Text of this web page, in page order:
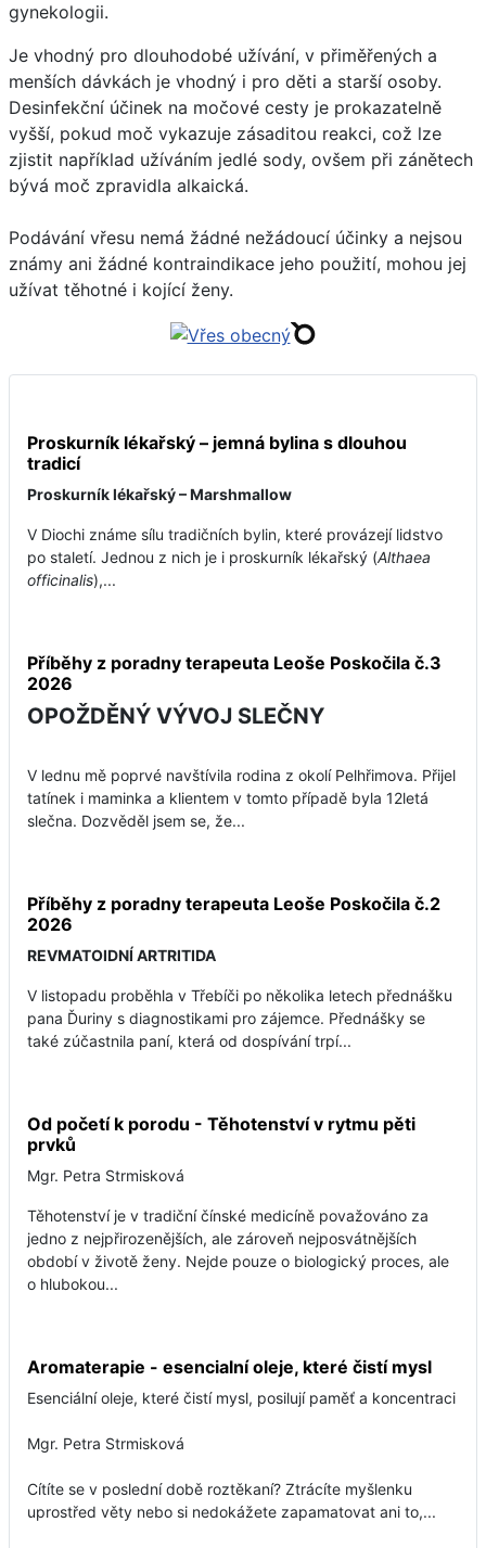
gynekologii.
Je vhodný pro dlouhodobé užívání, v přiměřených a
menších dávkách je vhodný i pro děti a starší osoby.
Desinfekční účinek na močové cesty je prokazatelně
vyšší, pokud moč vykazuje zásaditou reakci, což lze
zjistit například užíváním jedlé sody, ovšem při zánětech
bývá moč zpravidla alkaická.
Podávání vřesu nemá žádné nežádoucí účinky a nejsou
známy ani žádné kontraindikace jeho použití, mohou jej
užívat těhotné i kojící ženy.
Proskurník lékařský – jemná bylina s dlouhou
tradicí
Proskurník lékařský – Marshmallow
V Diochi známe sílu tradičních bylin, které provázejí lidstvo
po staletí. Jednou z nich je i proskurník lékařský (Althaea
officinalis),...
Příběhy z poradny terapeuta Leoše Poskočila č.3
2026
OPOŽDĚNÝ VÝVOJ SLEČNY
V lednu mě poprvé navštívila rodina z okolí Pelhřimova. Přijel
tatínek i maminka a klientem v tomto případě byla 12letá
slečna. Dozvěděl jsem se, že...
Příběhy z poradny terapeuta Leoše Poskočila č.2
2026
REVMATOIDNÍ ARTRITIDA
V listopadu proběhla v Třebíči po několika letech přednášku
pana Ďuriny s diagnostikami pro zájemce. Přednášky se
také zúčastnila paní, která od dospívání trpí...
Od početí k porodu - Těhotenství v rytmu pěti
prvků
Mgr. Petra Strmisková
Těhotenství je v tradiční čínské medicíně považováno za
jedno z nejpřirozenějších, ale zároveň nejposvátnějších
období v životě ženy. Nejde pouze o biologický proces, ale
o hlubokou...
Aromaterapie - esencialní oleje, které čistí mysl
Esenciální oleje, které čistí mysl, posilují paměť a koncentraci
Mgr. Petra Strmisková
Cítíte se v poslední době roztěkaní? Ztrácíte myšlenku
uprostřed věty nebo si nedokážete zapamatovat ani to,...